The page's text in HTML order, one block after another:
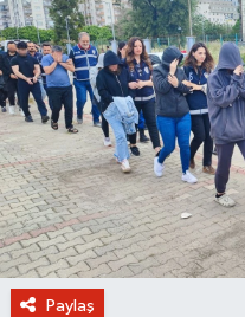
Paylaş